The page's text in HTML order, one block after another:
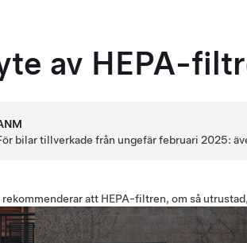
av HEPA-
bilar tillverkade från ungefär februari 2025:
rekommenderar att HEPA-filtren, om så